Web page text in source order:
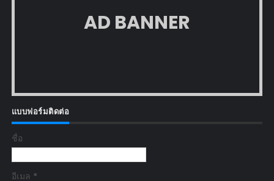
AD BANNER
แบบฟอร์มติดต่อ
ชื่อ
อีเมล *